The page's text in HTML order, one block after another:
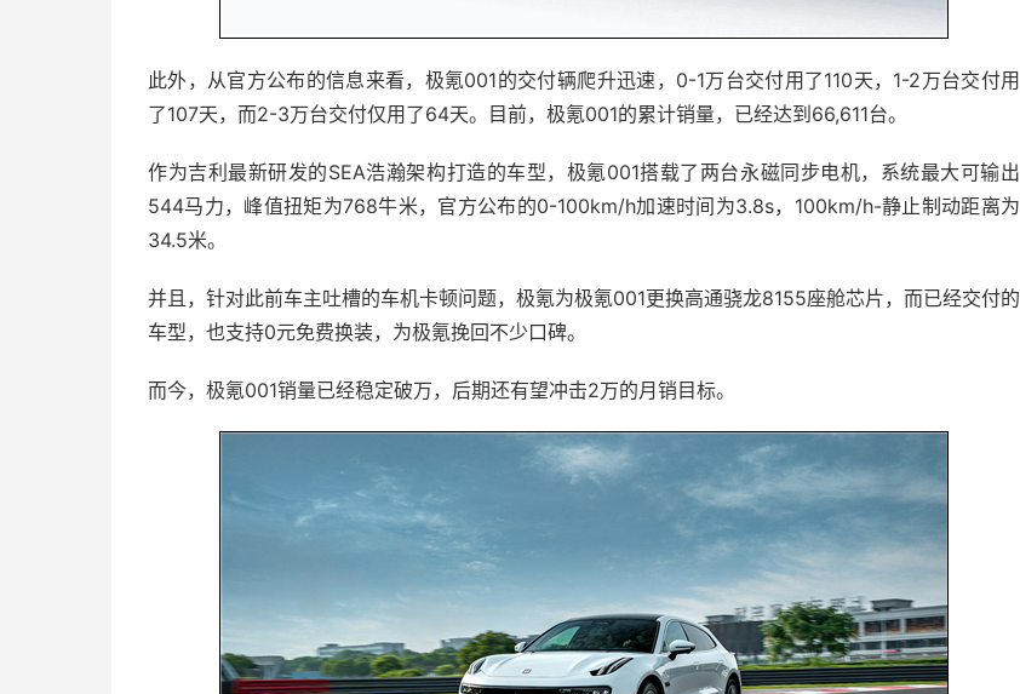
此外，从官方公布的信息来看，极氪001的交付辆爬升迅速，0-1万台交付用了110天，1-2万台交付用
了107天，而2-3万台交付仅用了64天。目前，极氪001的累计销量，已经达到66,611台。
作为吉利最新研发的SEA浩瀚架构打造的车型，极氪001搭载了两台永磁同步电机，系统最大可输出
544马力，峰值扭矩为768牛米，官方公布的0-100km/h加速时间为3.8s，100km/h-静止制动距离为
34.5米。
并且，针对此前车主吐槽的车机卡顿问题，极氪为极氪001更换高通骁龙8155座舱芯片，而已经交付的
车型，也支持0元免费换装，为极氪挽回不少口碑。
而今，极氪001销量已经稳定破万，后期还有望冲击2万的月销目标。